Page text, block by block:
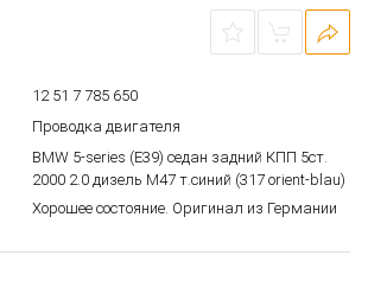
12 51 7 785 650
Проводка двигателя
BMW 5-series (E39) седан задний КПП 5ст.
2000 2.0 дизель M47 т.синий (317 orient-blau)
Хорошее состояние. Оригинал из Германии